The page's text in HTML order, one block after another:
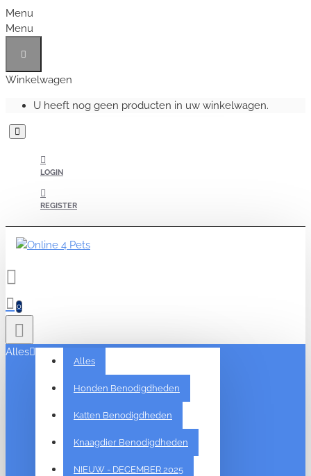
Menu
Menu
Winkelwagen
U heeft nog geen producten in uw winkelwagen.
LOGIN
REGISTER
0
Alles
Alles
Honden Benodigdheden
Katten Benodigdheden
Knaagdier Benodigdheden
NIEUW - DECEMBER 2025